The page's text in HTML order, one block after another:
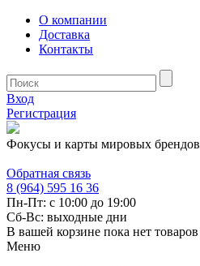
О компании
Доставка
Контакты
Вход
Регистрация
Фокусы и карты мировых брендов
Обратная связь
8 (964) 595 16 36
Пн-Пт: с 10:00 до 19:00
Сб-Вс: выходные дни
В вашей корзине пока нет товаров
Меню